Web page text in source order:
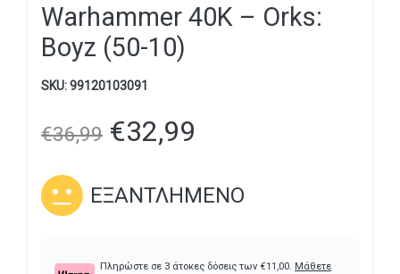
Warhammer 40K – Orks:
Boyz (50-10)
SKU:99120103091
€36,99 €32,99
ΕΞΑΝΤΛΗΜΈΝΟ
Πληρώστε σε 3 άτοκες δόσεις των €11,00. Μάθετε